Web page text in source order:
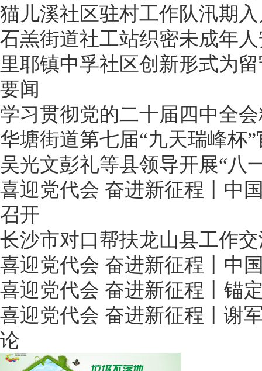
猫儿溪社区驻村工作队汛期入
石羔街道社工站织密未成年
里耶镇中孚社区创新形式为
要闻
学习贯彻党的二十届四中全
华塘街道第七届“九天瑞峰杯
吴光文彭礼等县领导开展“八
喜迎党代会 奋进新征程丨中
召开
长沙市对口帮扶龙山县工作
喜迎党代会 奋进新征程丨中
喜迎党代会 奋进新征程丨锚
喜迎党代会 奋进新征程丨谢
论